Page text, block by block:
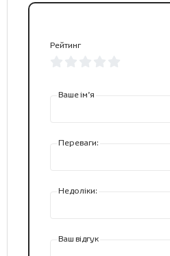
Рейтинг
Ваше ім’я
Переваги:
Недоліки:
Ваш відгук